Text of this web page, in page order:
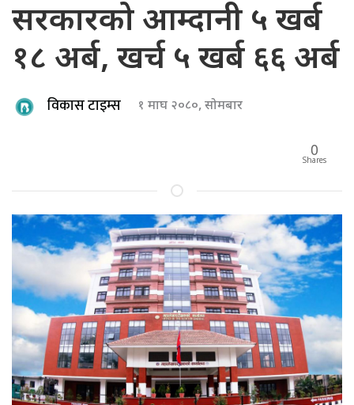
सरकारको आम्दानी ५ खर्ब
१८ अर्ब, खर्च ५ खर्ब ६६ अर्ब
विकास टाइम्स १ माघ २०८०, सोमबार
0
Shares